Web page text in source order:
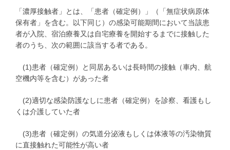
「濃厚接触者」とは、「患者（確定例）」（「無症状病原体
保有者」を含む。以下同じ）の感染可能期間において当該患
者が入院、宿泊療養又は自宅療養を開始するまでに接触した
者のうち、次の範囲に該当する者である。
(1)患者（確定例）と同居あるいは長時間の接触（車内、航
空機内等を含む）があった者
(2)適切な感染防護なしに患者（確定例）を診察、看護もし
くは介護していた者
(3)患者（確定例）の気道分泌液もしくは体液等の汚染物質
に直接触れた可能性が高い者